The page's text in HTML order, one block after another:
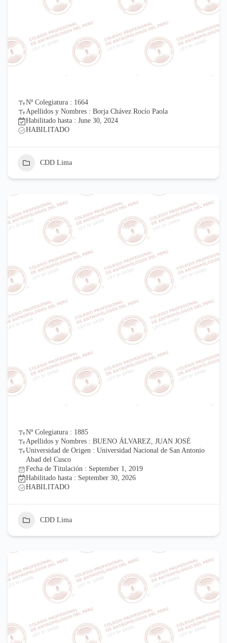
Nº Colegiatura : 1664
Apellidos y Nombres : Borja Chávez Rocío Paola
Habilitado hasta : June 30, 2024
HABILITADO
CDD Lima
Nº Colegiatura : 1885
Apellidos y Nombres : BUENO ÁLVAREZ, JUAN JOSÉ
Universidad de Origen : Universidad Nacional de San Antonio
Abad del Cusco
Fecha de Titulación : September 1, 2019
Habilitado hasta : September 30, 2026
HABILITADO
CDD Lima